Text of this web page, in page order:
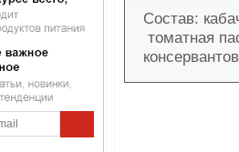
Состав:
томатная